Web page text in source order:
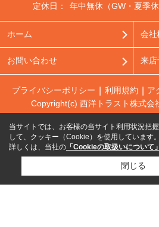
定休日：
年中無休（GW・夏季
ホーム 会社
お問い合わせ 来店
プライバシーポリシー 利用規約 ア
Copyright(c) 西洋トラスト株式会
当サイトでは、お客様の当サイト利用状況把
して、クッキー（Cookie）を使用しています。
詳しくは、当社の 「Cookieの取扱いについて」
閉じる